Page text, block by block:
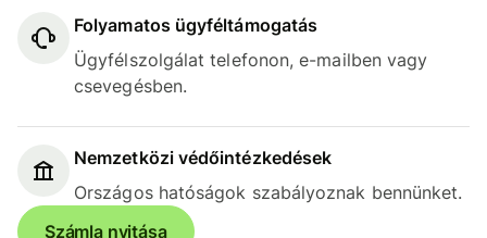
Folyamatos ügyféltámogatás
Ügyfélszolgálat telefonon, e-mailben vagy
csevegésben.
Nemzetközi védőintézkedések
Országos hatóságok szabályoznak bennünket.
Számla nyitása